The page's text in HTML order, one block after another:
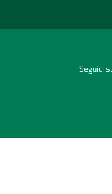
Seguici